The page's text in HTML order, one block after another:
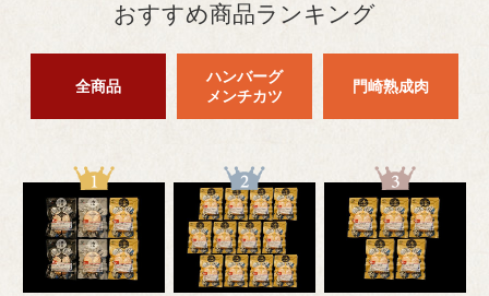
おすすめ商品ランキング
全商品
ハンバーグ
メンチカツ
門崎熟成肉